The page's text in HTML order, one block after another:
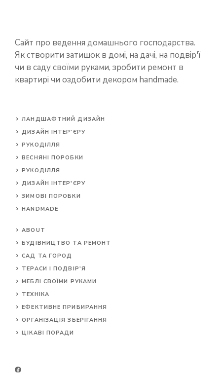
Сайт про ведення домашнього господарства.
Як створити затишок в домі, на дачі, на подвір'ї
чи в саду своїми руками, зробити ремонт в
квартирі чи оздобити декором handmade.
ЛАНДШАФТНИЙ ДИЗАЙН
ДИЗАЙН ІНТЕР'ЄРУ
РУКОДІЛЛЯ
ВЕСНЯНІ ПОРОБКИ
РУКОДІЛЛЯ
ДИЗАЙН ІНТЕР'ЄРУ
ЗИМОВІ ПОРОБКИ
HANDMADE
ABOUT
БУДІВНИЦТВО ТА РЕМОНТ
САД ТА ГОРОД
ТЕРАСИ І ПОДВІР'Я
МЕБЛІ СВОЇМИ РУКАМИ
ТЕХНІКА
ЕФЕКТИВНЕ ПРИБИРАННЯ
ОРГАНІЗАЦІЯ ЗБЕРІГАННЯ
ЦІКАВІ ПОРАДИ